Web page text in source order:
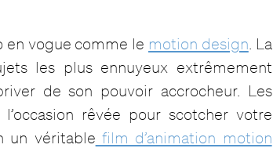
en vogue comme le motion design . La
les plus ennuyeux extrêmement
de son pouvoir accrocheur. Les
rêvée pour scotcher votre
un véritable film d’animation motion